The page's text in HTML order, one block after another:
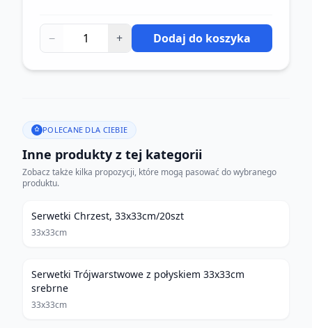
− + Dodaj do koszyka
POLECANE DLA CIEBIE
Inne produkty z tej kategorii
Zobacz także kilka propozycji, które mogą pasować do wybranego
produktu.
Serwetki Chrzest, 33x33cm/20szt
33x33cm
Serwetki Trójwarstwowe z połyskiem 33x33cm
srebrne
33x33cm